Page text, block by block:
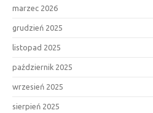
marzec 2026
grudzień 2025
listopad 2025
październik 2025
wrzesień 2025
sierpień 2025